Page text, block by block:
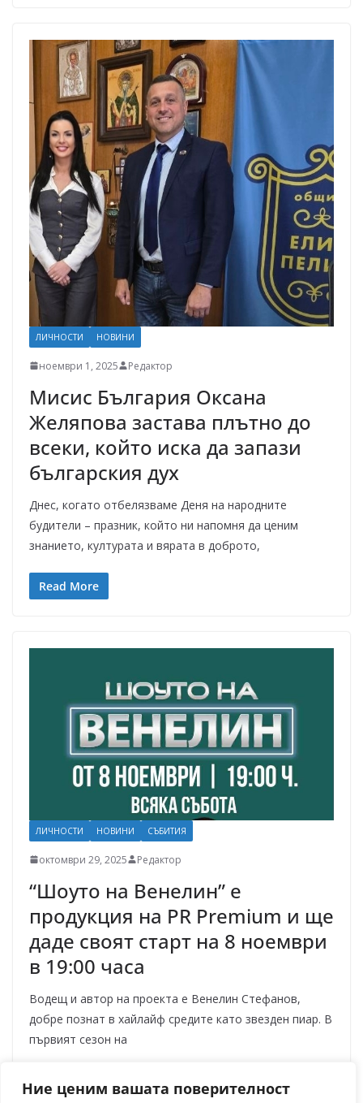
Ние ценим вашата поверителност
ЛИЧНОСТИ НОВИНИ
ноември 1, 2025 Редактор
Мисис България Оксана
Желяпова застава плътно до
всеки, който иска да запази
българския дух
Днес, когато отбелязваме Деня на народните
будители – празник, който ни напомня да ценим
знанието, културата и вярата в доброто,
Read More
ЛИЧНОСТИ НОВИНИ СЪБИТИЯ
октомври 29, 2025 Редактор
“Шоуто на Венелин” е
продукция на PR Premium и ще
даде своят старт на 8 ноември
в 19:00 часа
Водещ и автор на проекта е Венелин Стефанов,
добре познат в хайлайф средите като звезден пиар. В
първият сезон на